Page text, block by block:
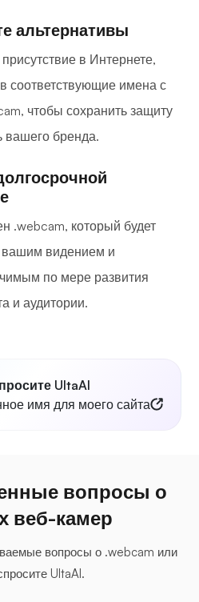
альтернативы
в Интернете,
соответствующие имена с
чтобы сохранить защиту
вашего бренда.
.webcam, который будет
вашим видением и
по мере развития
и аудитории.
UltaAI
имя для моего сайта
вопросы о
веб-камер
вопросы о .webcam или
UltaAI.